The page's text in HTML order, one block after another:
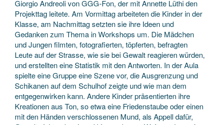
Giorgio Andreoli von GGG-Fon, der mit Annette Lüthi den
Projekttag leitete. Am Vormittag arbeiteten die Kinder in der
Klasse, am Nachmittag setzten sie ihre Ideen und
Gedanken zum Thema in Workshops um. Die Mädchen
und Jungen filmten, fotografierten, töpferten, befragten
Leute auf der Strasse, wie sie bei Gewalt reagieren würden,
und erstellten eine Statistik mit den Antworten. In der Aula
spielte eine Gruppe eine Szene vor, die Ausgrenzung und
Schikanen auf dem Schulhof zeigte und wie man dem
entgegenwirken kann. Andere Kinder präsentierten ihre
Kreationen aus Ton, so etwa eine Friedenstaube oder einen
mit den Händen verschlossenen Mund, als Appell dafür,